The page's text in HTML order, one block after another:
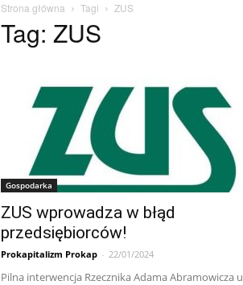
Strona główna Tagi ZUS
Tag: ZUS
Gospodarka
ZUS wprowadza w błąd
przedsiębiorców!
Prokapitalizm Prokap - 22/01/2024
Pilna interwencja Rzecznika Adama Abramowicza u